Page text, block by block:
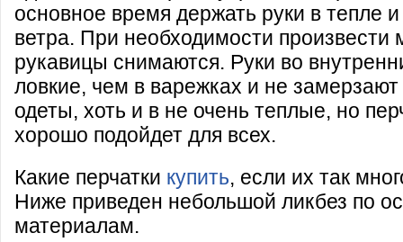
основное время держать руки в тепле
ветра. При необходимости произвести
рукавицы снимаются. Руки во
ловкие, чем в варежках и не
одеты, хоть и в не очень теплые, но
хорошо подойдет для всех.
Какие перчатки купить, если их так
Ниже приведен небольшой ликбез по
материалам.